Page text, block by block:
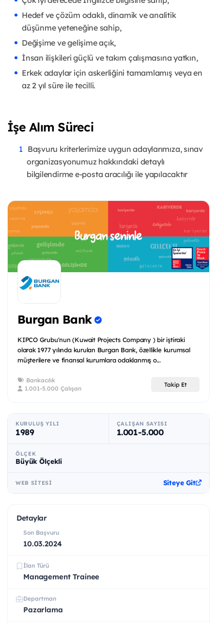
Hedef ve çözüm odaklı, dinamik ve analitik
düşünme yeteneğine sahip,
Değişime ve gelişime açık,
İnsan ilişkileri güçlü ve takım çalışmasına yatkın,
Erkek adaylar için askerliğini tamamlamış veya en
az 2 yıl süre ile tecilli.
İşe Alım Süreci
Başvuru kriterlerimize uygun adaylarımıza, sınav
organizasyonumuz hakkındaki detaylı
bilgilendirme e-posta aracılığı ile yapılacaktır
Burgan Bank
KIPCO Grubu'nun (Kuwait Projects Company ) bir iştiraki
olarak 1977 yılında kurulan Burgan Bank, özellikle kurumsal
müşterilere ve finansal kurumlara odaklanmış o...
Bankacılık
1.001-5.000 Çalışan
Takip Et
KURULUŞ YILI
1989
ÇALIŞAN SAYISI
1.001-5.000
ÖLÇEK
Büyük Ölçekli
WEB SITESI Siteye Git
Detaylar
Son Başvuru
10.03.2024
İlan Türü
Management Trainee
Departman
Pazarlama